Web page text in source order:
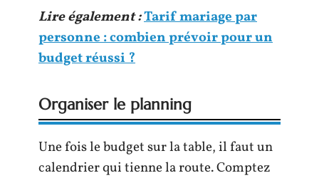
Lire également :Tarif mariage par
personne : combien prévoir pour un
budget réussi ?
Organiser le planning
Une fois le budget sur la table, il faut un
calendrier qui tienne la route. Comptez